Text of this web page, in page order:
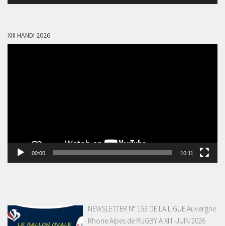
XIII HANDI 2026
00:00 10:11
NEWSLETTER N° 153 DE LA LIGUE Auvergne
Rhone Alpes de RUGBY A XIII -JUIN 2026